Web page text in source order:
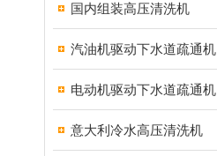
国内组装高压清洗机
汽油机驱动下水道疏通机
电动机驱动下水道疏通机
意大利冷水高压清洗机